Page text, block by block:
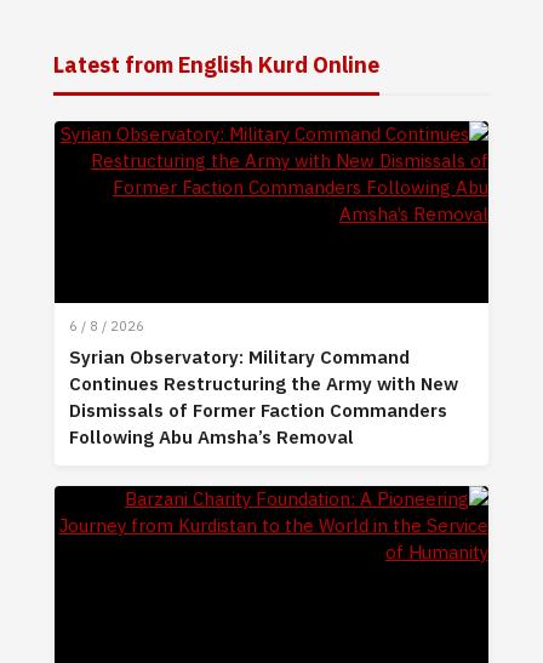
Latest from English Kurd Online
6 / 8 / 2026
Syrian Observatory: Military Command
Continues Restructuring the Army with New
Dismissals of Former Faction Commanders
Following Abu Amsha’s Removal